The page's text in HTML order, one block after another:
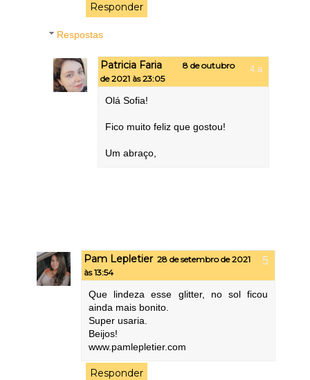
Responder
Respostas
Patricia Faria
8 de outubro
de 2021 às 23:05
Olá Sofia!
Fico muito feliz que gostou!
Um abraço,
Pam Lepletier 28 de setembro de 2021
às 13:54
Que lindeza esse glitter, no sol ficou
ainda mais bonito.
Super usaria.
Beijos!
www.pamlepletier.com
Responder